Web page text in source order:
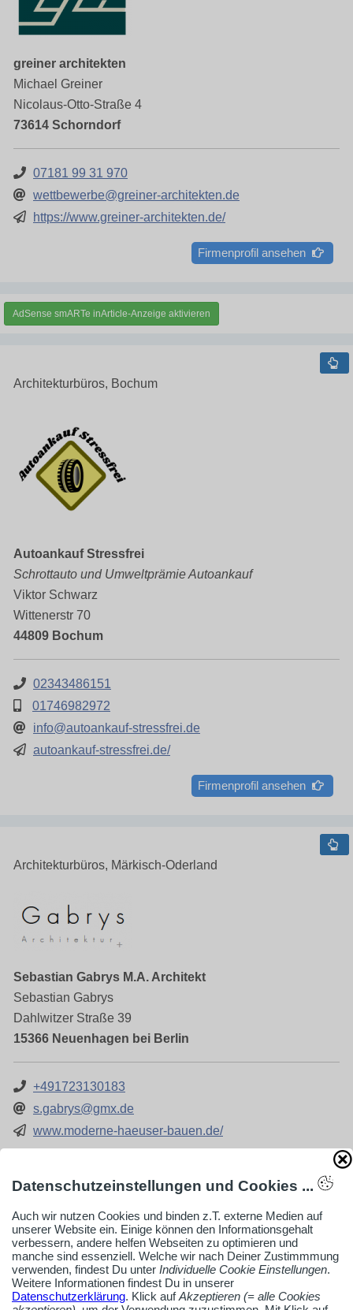
greiner architekten
Michael Greiner
Nicolaus-Otto-Straße 4
73614 Schorndorf
07181 99 31 970
wettbewerbe@greiner-architekten.de
https://www.greiner-architekten.de/
Firmenprofil ansehen
AdSense smARTe inArticle-Anzeige aktivieren
Architekturbüros, Bochum
Autoankauf Stressfrei
Schrottauto und Umweltprämie Autoankauf
Viktor Schwarz
Wittenerstr 70
44809 Bochum
02343486151
01746982972
info@autoankauf-stressfrei.de
autoankauf-stressfrei.de/
Firmenprofil ansehen
Architekturbüros, Märkisch-Oderland
Sebastian Gabrys M.A. Architekt
Sebastian Gabrys
Dahlwitzer Straße 39
15366 Neuenhagen bei Berlin
+491723130183
s.gabrys@gmx.de
www.moderne-haeuser-bauen.de/
Architekturbüros, Hamm
Datenschutzeinstellungen und Cookies ...
Auch wir nutzen Cookies und binden z.T. externe Medien auf
unserer Website ein. Einige können den Informationsgehalt
verbessern, andere helfen Webseiten zu optimieren und
manche sind essenziell. Welche wir nach Deiner Zustimmmung
verwenden, findest Du unter Individuelle Cookie Einstellungen.
Weitere Informationen findest Du in unserer
Datenschutzerklärung. Klick aufAkzeptieren (= alle Cookies